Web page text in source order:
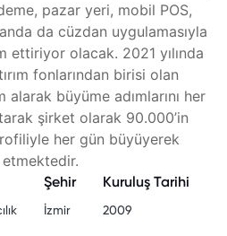
pazar yeri, mobil POS,
da cüzdan uygulamasıyla
ettiriyor olacak. 2021 yılında
fonlarından birisi olan
alarak büyüme adımlarını her
şirket olarak 90.000’in
her gün büyüyerek
Şehir
İzmir
Kuruluş Tarihi
2009